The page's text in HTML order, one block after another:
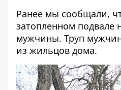
Ранее мы сообщали,
затопленном подвале
мужчины. Труп
из жильцов дома.